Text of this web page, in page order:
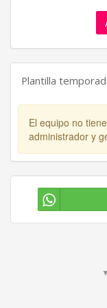
Plantilla
El equipo no
administrador y